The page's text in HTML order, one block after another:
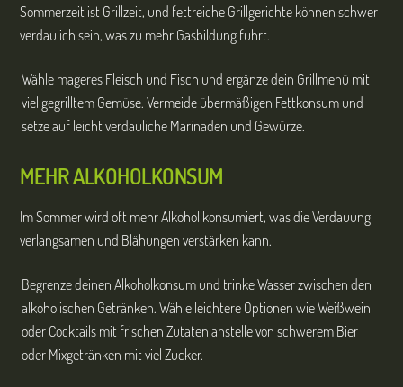
Sommerzeit ist Grillzeit, und fettreiche Grillgerichte können schwer
verdaulich sein, was zu mehr Gasbildung führt.
Wähle mageres Fleisch und Fisch und ergänze dein Grillmenü mit
viel gegrilltem Gemüse. Vermeide übermäßigen Fettkonsum und
setze auf leicht verdauliche Marinaden und Gewürze.
MEHR ALKOHOLKONSUM
Im Sommer wird oft mehr Alkohol konsumiert, was die Verdauung
verlangsamen und Blähungen verstärken kann.
Begrenze deinen Alkoholkonsum und trinke Wasser zwischen den
alkoholischen Getränken. Wähle leichtere Optionen wie Weißwein
oder Cocktails mit frischen Zutaten anstelle von schwerem Bier
oder Mixgetränken mit viel Zucker.